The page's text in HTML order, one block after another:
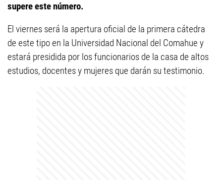
supere este número.
El viernes será la apertura oficial de la primera cátedra
de este tipo en la Universidad Nacional del Comahue y
estará presidida por los funcionarios de la casa de altos
estudios, docentes y mujeres que darán su testimonio.